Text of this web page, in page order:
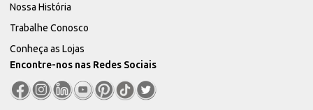
Nossa História
Trabalhe Conosco
Conheça as Lojas
Encontre-nos nas Redes Sociais